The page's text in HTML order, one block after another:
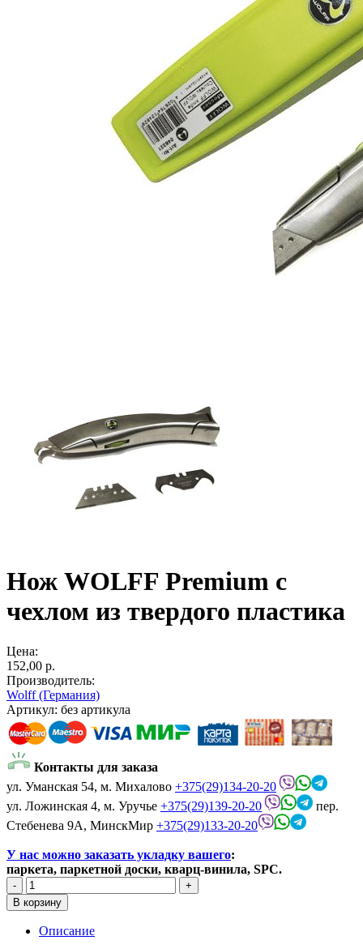
Нож WOLFF Premium с
чехлом из твердого пластика
Цена:
152,00 p.
Производитель:
Wolff (Германия)
Артикул: без артикула
Контакты для заказа
ул. Уманская 54, м. Михалово +375(29)134-20-20
ул. Ложинская 4, м. Уручье +375(29)139-20-20
пер.
Стебенева 9А, МинскМир +375(29)133-20-20
У нас можно заказать укладку вашего:
паркета, паркетной доски, кварц-винила, SPC.
Описание